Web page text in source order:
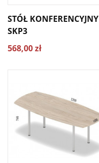
STÓŁ KONFERENCYJNY
SKP3
568,00 zł